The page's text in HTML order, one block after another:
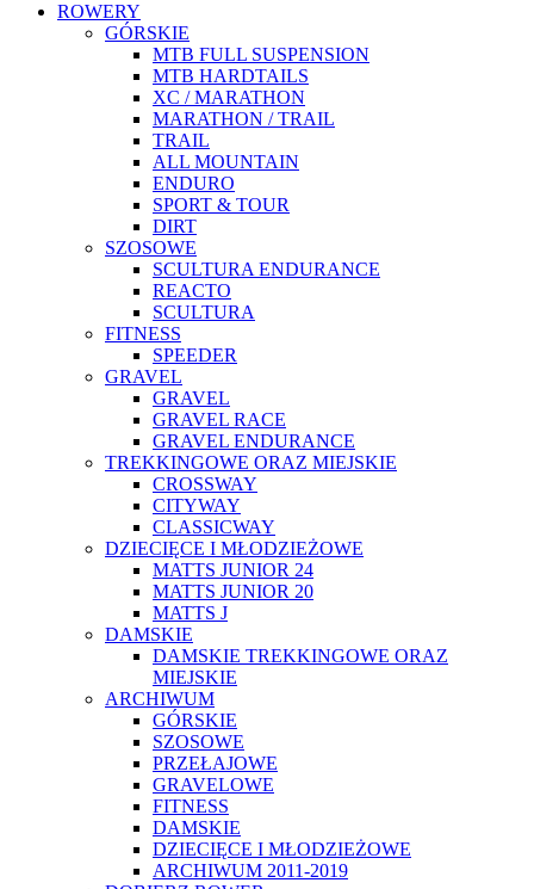
ROWERY
GÓRSKIE
MTB FULL SUSPENSION
MTB HARDTAILS
XC / MARATHON
MARATHON / TRAIL
TRAIL
ALL MOUNTAIN
ENDURO
SPORT & TOUR
DIRT
SZOSOWE
SCULTURA ENDURANCE
REACTO
SCULTURA
FITNESS
SPEEDER
GRAVEL
GRAVEL
GRAVEL RACE
GRAVEL ENDURANCE
TREKKINGOWE ORAZ MIEJSKIE
CROSSWAY
CITYWAY
CLASSICWAY
DZIECIĘCE I MŁODZIEŻOWE
MATTS JUNIOR 24
MATTS JUNIOR 20
MATTS J
DAMSKIE
DAMSKIE TREKKINGOWE ORAZ
MIEJSKIE
ARCHIWUM
GÓRSKIE
SZOSOWE
PRZEŁAJOWE
GRAVELOWE
FITNESS
DAMSKIE
DZIECIĘCE I MŁODZIEŻOWE
ARCHIWUM 2011-2019